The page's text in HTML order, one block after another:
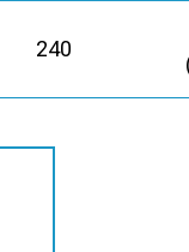
240